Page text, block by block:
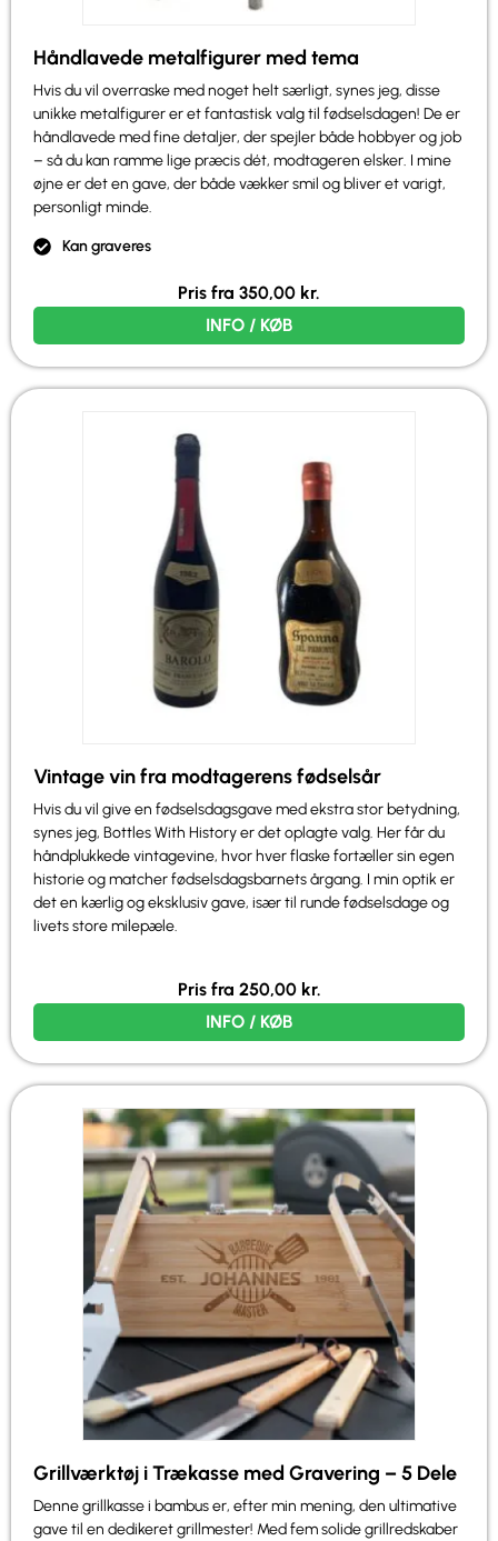
Håndlavede metalfigurer med tema
Hvis du vil overraske med noget helt særligt, synes jeg, disse
unikke metalfigurer er et fantastisk valg til fødselsdagen! De er
håndlavede med fine detaljer, der spejler både hobbyer og job
– så du kan ramme lige præcis dét, modtageren elsker. I mine
øjne er det en gave, der både vækker smil og bliver et varigt,
personligt minde.
Kan graveres
Pris fra 350,00 kr.
INFO / KØB
Vintage vin fra modtagerens fødselsår
Hvis du vil give en fødselsdagsgave med ekstra stor betydning,
synes jeg, Bottles With History er det oplagte valg. Her får du
håndplukkede vintagevine, hvor hver flaske fortæller sin egen
historie og matcher fødselsdagsbarnets årgang. I min optik er
det en kærlig og eksklusiv gave, især til runde fødselsdage og
livets store milepæle.
Pris fra 250,00 kr.
INFO / KØB
Grillværktøj i Trækasse med Gravering – 5 Dele
Denne grillkasse i bambus er, efter min mening, den ultimative
gave til en dedikeret grillmester! Med fem solide grillredskaber